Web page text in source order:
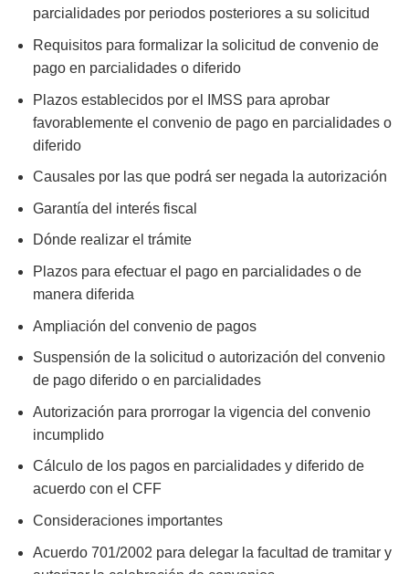
parcialidades por periodos posteriores a su solicitud
Requisitos para formalizar la solicitud de convenio de
pago en parcialidades o diferido
Plazos establecidos por el IMSS para aprobar
favorablemente el convenio de pago en parcialidades o
diferido
Causales por las que podrá ser negada la autorización
Garantía del interés fiscal
Dónde realizar el trámite
Plazos para efectuar el pago en parcialidades o de
manera diferida
Ampliación del convenio de pagos
Suspensión de la solicitud o autorización del convenio
de pago diferido o en parcialidades
Autorización para prorrogar la vigencia del convenio
incumplido
Cálculo de los pagos en parcialidades y diferido de
acuerdo con el CFF
Consideraciones importantes
Acuerdo 701/2002 para delegar la facultad de tramitar y